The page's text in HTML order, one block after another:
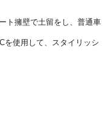
ト擁壁で土留をし、普通車
を使用して、スタイリッシ